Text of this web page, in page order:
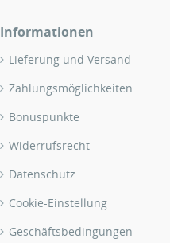
Informationen
Lieferung und Versand
Zahlungsmöglichkeiten
Bonuspunkte
Widerrufsrecht
Datenschutz
Cookie-Einstellung
Geschäftsbedingungen